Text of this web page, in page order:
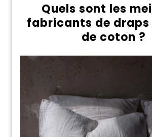
Quels sont les
fabricants de draps
de coton ?